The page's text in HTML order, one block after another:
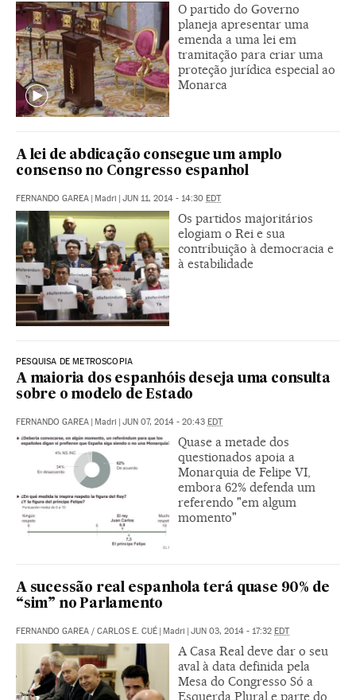
O partido do Governo
planeja apresentar uma
emenda a uma lei em
tramitação para criar uma
proteção jurídica especial ao
Monarca
A lei de abdicação consegue um amplo
consenso no Congresso espanhol
FERNANDO GAREA | Madri | JUN 11, 2014 - 14:30 EDT
Os partidos majoritários
elogiam o Rei e sua
contribuição à democracia e
à estabilidade
PESQUISA DE METROSCOPIA
A maioria dos espanhóis deseja uma consulta
sobre o modelo de Estado
FERNANDO GAREA | Madri | JUN 07, 2014 - 20:43 EDT
Quase a metade dos
questionados apoia a
Monarquia de Felipe VI,
embora 62% defenda um
referendo "em algum
momento"
A sucessão real espanhola terá quase 90% de
“sim” no Parlamento
FERNANDO GAREA / CARLOS E. CUÉ | Madri | JUN 03, 2014 - 17:32 EDT
A Casa Real deve dar o seu
aval à data definida pela
Mesa do Congresso Só a
Esquerda Plural e parte do